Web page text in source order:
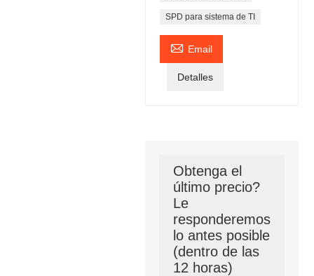
SPD para sistema de TI
 Email
Detalles
Obtenga el
último precio?
Le
responderemos
lo antes posible
(dentro de las
12 horas)